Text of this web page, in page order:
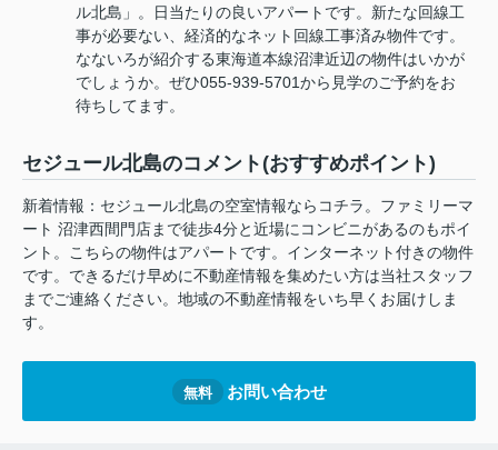
ル北島」。日当たりの良いアパートです。新たな回線工
事が必要ない、経済的なネット回線工事済み物件です。
なないろが紹介する東海道本線沼津近辺の物件はいかが
でしょうか。ぜひ055-939-5701から見学のご予約をお
待ちしてます。
セジュール北島のコメント(おすすめポイント)
新着情報：セジュール北島の空室情報ならコチラ。ファミリーマ
ート 沼津西間門店まで徒歩4分と近場にコンビニがあるのもポイ
ント。こちらの物件はアパートです。インターネット付きの物件
です。できるだけ早めに不動産情報を集めたい方は当社スタッフ
までご連絡ください。地域の不動産情報をいち早くお届けしま
す。
無料 お問い合わせ